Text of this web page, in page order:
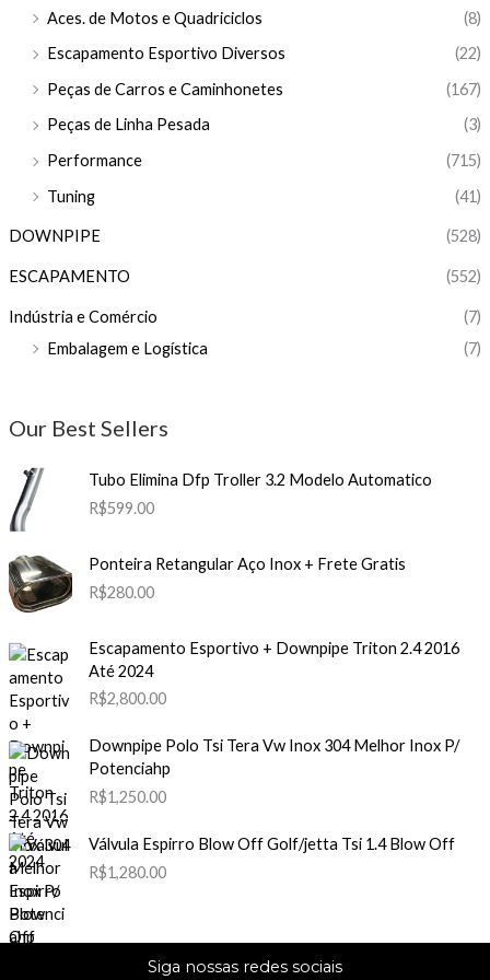
Aces. de Motos e Quadriciclos
(8)
Escapamento Esportivo Diversos
(22)
Peças de Carros e Caminhonetes
(167)
Peças de Linha Pesada
(3)
Performance
(715)
Tuning
(41)
DOWNPIPE (528)
ESCAPAMENTO (552)
Indústria e Comércio
(7)
Embalagem e Logística
(7)
Our Best Sellers
Tubo Elimina Dfp Troller 3.2 Modelo Automatico
R$599.00
Ponteira Retangular Aço Inox + Frete Gratis
R$280.00
Escapamento Esportivo + Downpipe Triton 2.4 2016
Até 2024
R$2,800.00
Downpipe Polo Tsi Tera Vw Inox 304 Melhor Inox P/
Potenciahp
R$1,250.00
Válvula Espirro Blow Off Golf/jetta Tsi 1.4 Blow Off
R$1,280.00
Siga nossas redes sociais